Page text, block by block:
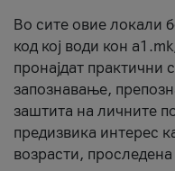
Во сите овие локали
код кој води кон
пронајдат практични
запознавање,
заштита на личните
предизвика интерес
возрасти,